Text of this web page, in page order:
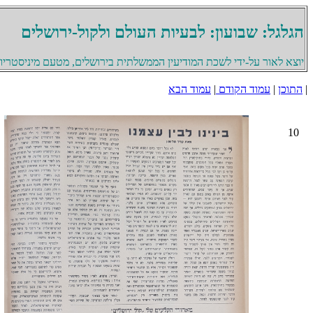
הגלגל: שבועון: לבעיות העולם ולקול-ירושלים
יוצא לאור על-ידי לשכת המודיעין הממשלתית בירושלים, מטעם
| התוכן | עמוד הקודם | עמוד הבא
10